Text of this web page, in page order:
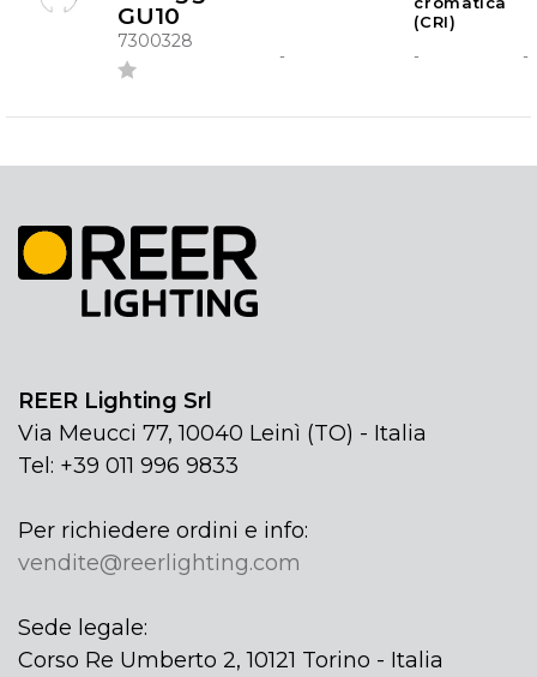
GU10
7300328
(CRI)
- - -
REER Lighting Srl
Via Meucci 77, 10040 Leinì (TO) - Italia
Tel: +39 011 996 9833
Per richiedere ordini e info:
vendite@reerlighting.com
Sede legale:
Corso Re Umberto 2, 10121 Torino - Italia